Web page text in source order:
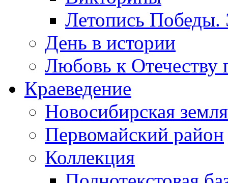
Летопись Победы.
День в истории
Любовь к Отечеству
Краеведение
Новосибирская земля
Первомайский район
Коллекция